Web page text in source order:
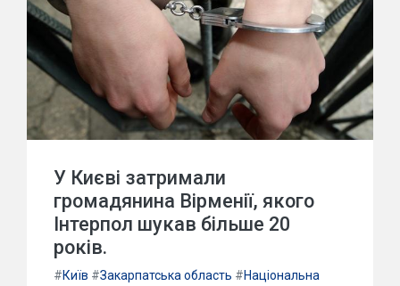
У Києві затримали
громадянина Вірменії, якого
Інтерпол шукав більше 20
років.
#Київ #Закарпатська область #Національна